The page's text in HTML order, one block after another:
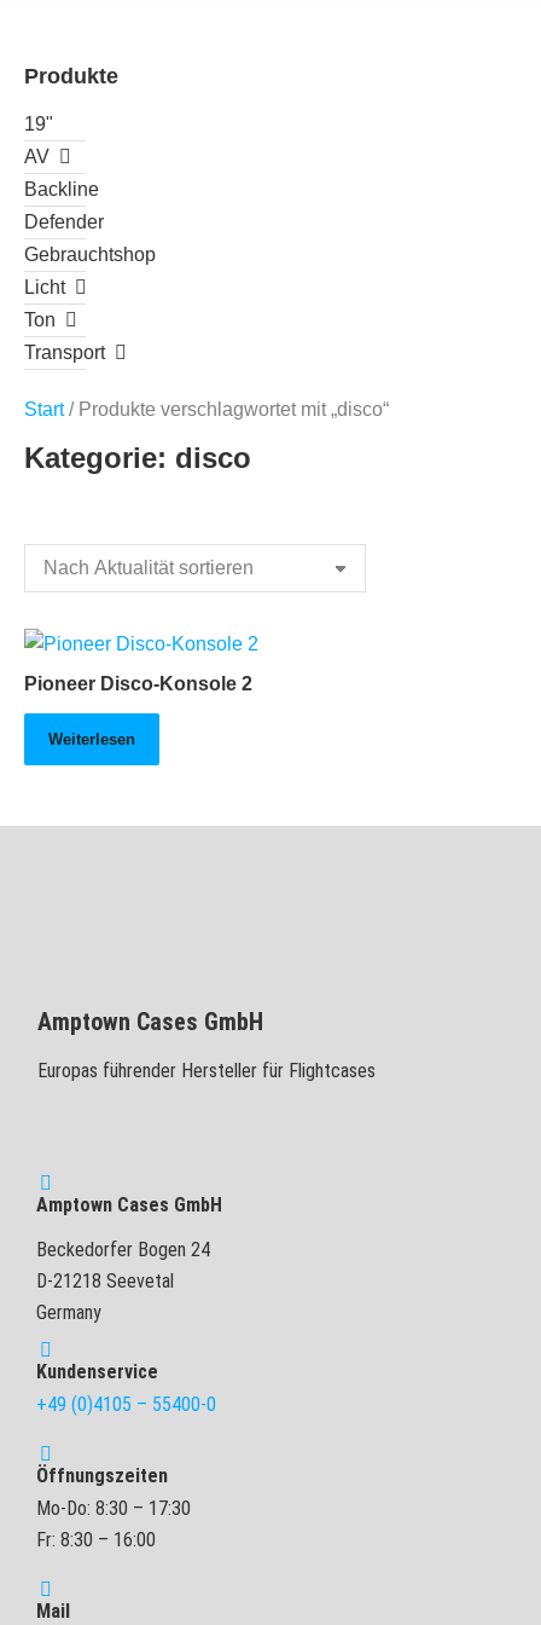
Produkte
19"
AV
Backline
Defender
Gebrauchtshop
Licht
Ton
Transport
Start/ Produkte verschlagwortet mit „disco“
Kategorie: disco
Pioneer Disco-Konsole 2
Weiterlesen
Amptown Cases GmbH
Europas führender Hersteller für Flightcases
Amptown Cases GmbH
Beckedorfer Bogen 24
D-21218 Seevetal
Germany
Kundenservice
+49 (0)4105 – 55400-0
Öffnungszeiten
Mo-Do: 8:30 – 17:30
Fr: 8:30 – 16:00
Mail